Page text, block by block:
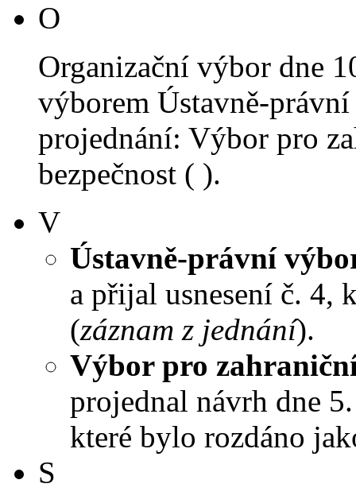
O
Organizační výbor dne
výborem Ústavně-
projednání: Výbor pro
bezpečnost ( ).
V
Ústavně-právní
a přijal usnesení č. 4,
(záznam z jednání).
Výbor pro
projednal návrh dne
které bylo rozdáno
S